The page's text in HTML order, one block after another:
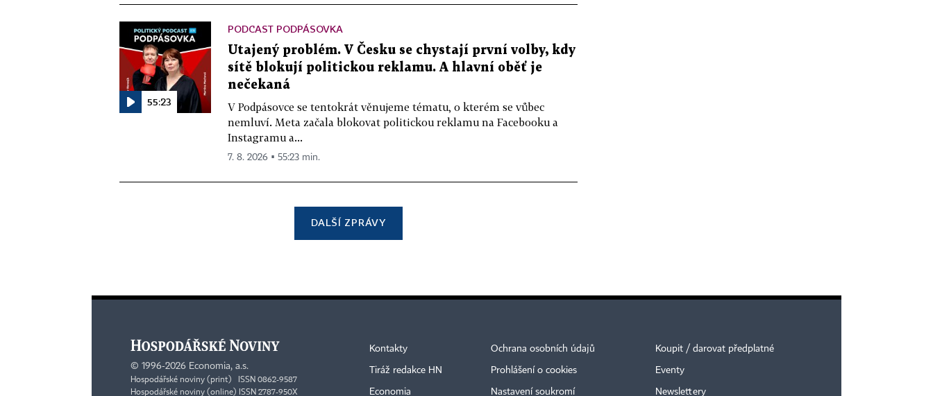
55:23
PODCAST PODPÁSOVKA
Utajený problém. V Česku se chystají první volby, kdy
sítě blokují politickou reklamu. A hlavní oběť je
nečekaná
V Podpásovce se tentokrát věnujeme tématu, o kterém se vůbec
nemluví. Meta začala blokovat politickou reklamu na Facebooku a
Instagramu a...
7. 8. 2026 ▪ 55:23 min.
DALŠÍ ZPRÁVY
© 1996-2026 Economia, a.s.
Hospodářské noviny (print) ISSN 0862-9587
Hospodářské noviny (online) ISSN 2787-950X
Kontakty
Tiráž redakce HN
Economia
Ochrana osobních údajů
Prohlášení o cookies
Nastavení soukromí
Koupit / darovat předplatné
Eventy
Newslettery